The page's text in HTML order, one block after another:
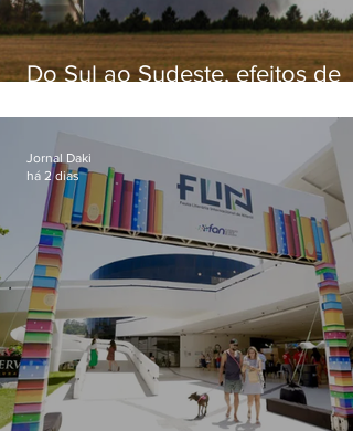
Do Sul ao Sudeste, efeitos de
apreensão na população
Jornal Daki
há 2 dias